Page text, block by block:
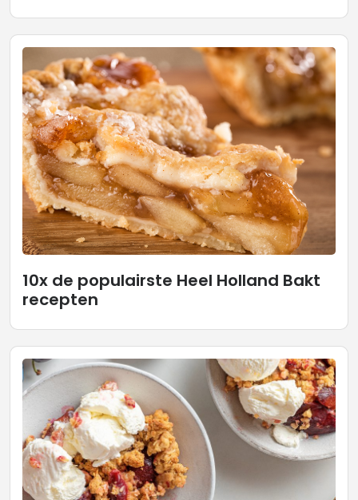
10x de populairste Heel Holland Bakt
recepten